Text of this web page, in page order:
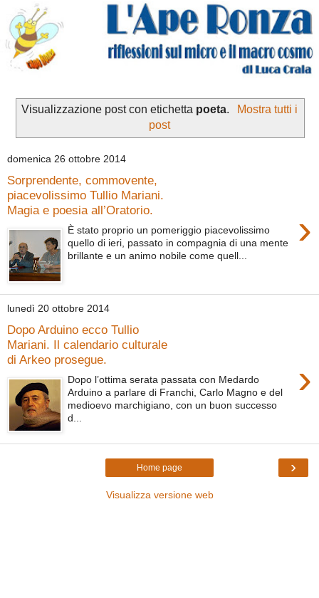
Visualizzazione post con etichetta poeta.
Mostra tutti i
post
domenica 26 ottobre 2014
Sorprendente, commovente,
piacevolissimo Tullio Mariani.
Magia e poesia all’Oratorio.
›
È stato proprio un pomeriggio piacevolissimo
quello di ieri, passato in compagnia di una mente
brillante e un animo nobile come quell...
lunedì 20 ottobre 2014
Dopo Arduino ecco Tullio
Mariani. Il calendario culturale
di Arkeo prosegue.
›
Dopo l’ottima serata passata con Medardo
Arduino a parlare di Franchi, Carlo Magno e del
medioevo marchigiano, con un buon successo
d...
›
Home page
Visualizza versione web